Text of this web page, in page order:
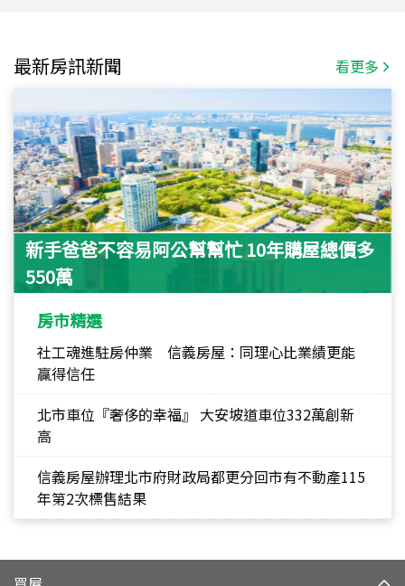
最新房訊新聞 看更多
新手爸爸不容易阿公幫幫忙 10年購屋總價多
550萬
房市精選
社工魂進駐房仲業 信義房屋：同理心比業績更能
贏得信任
北市車位『奢侈的幸福』 大安坡道車位332萬創新
高
信義房屋辦理北市府財政局都更分回市有不動產115
年第2次標售結果